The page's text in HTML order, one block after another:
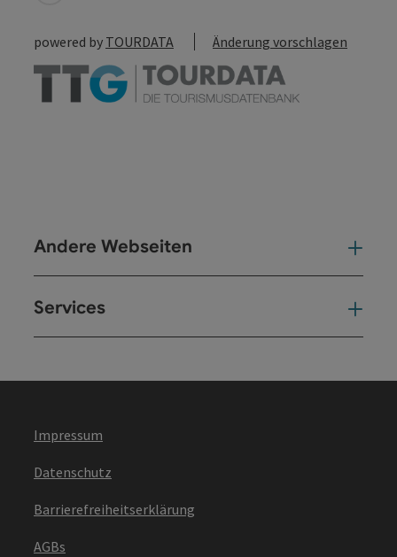
powered by TOURDATA Änderung vorschlagen
Andere Webseiten
Services
Impressum
Datenschutz
Barrierefreiheitserklärung
AGBs